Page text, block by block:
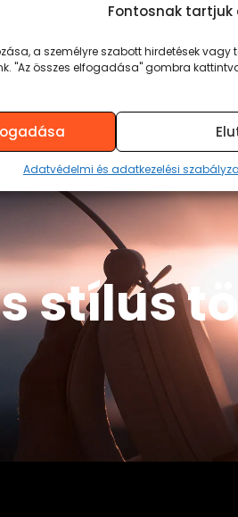
Fontosnak
a személyre szabott hirdetések
"Az összes elfogadása" gombra
Adatvédelmi és adatkezelési
5.990Ft
KOSÁRBA TESZEM
stílus